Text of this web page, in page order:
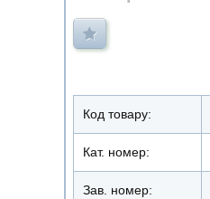
Код товару:
Кат. номер:
Зав. номер: